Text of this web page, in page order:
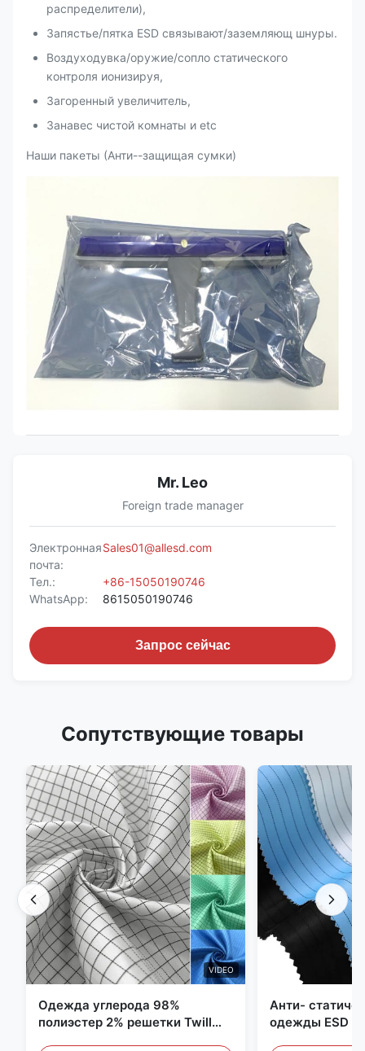
распределители),
Запястье/пятка ESD связывают/заземляющ шнуры.
Воздуходувка/оружие/сопло статического
контроля ионизируя,
Загоренный увеличитель,
Занавес чистой комнаты и etc
Наши пакеты (Анти--защищая сумки)
Mr. Leo
Foreign trade manager
Электронная
почта:
Sales01@allesd.com
Тел.:
+86-15050190746
WhatsApp:
8615050190746
Запрос сейчас
Сопутствующие товары
VIDEO
Одежда углерода 98%
полиэстер 2% решетки Twill
Анти-
одежды ESD